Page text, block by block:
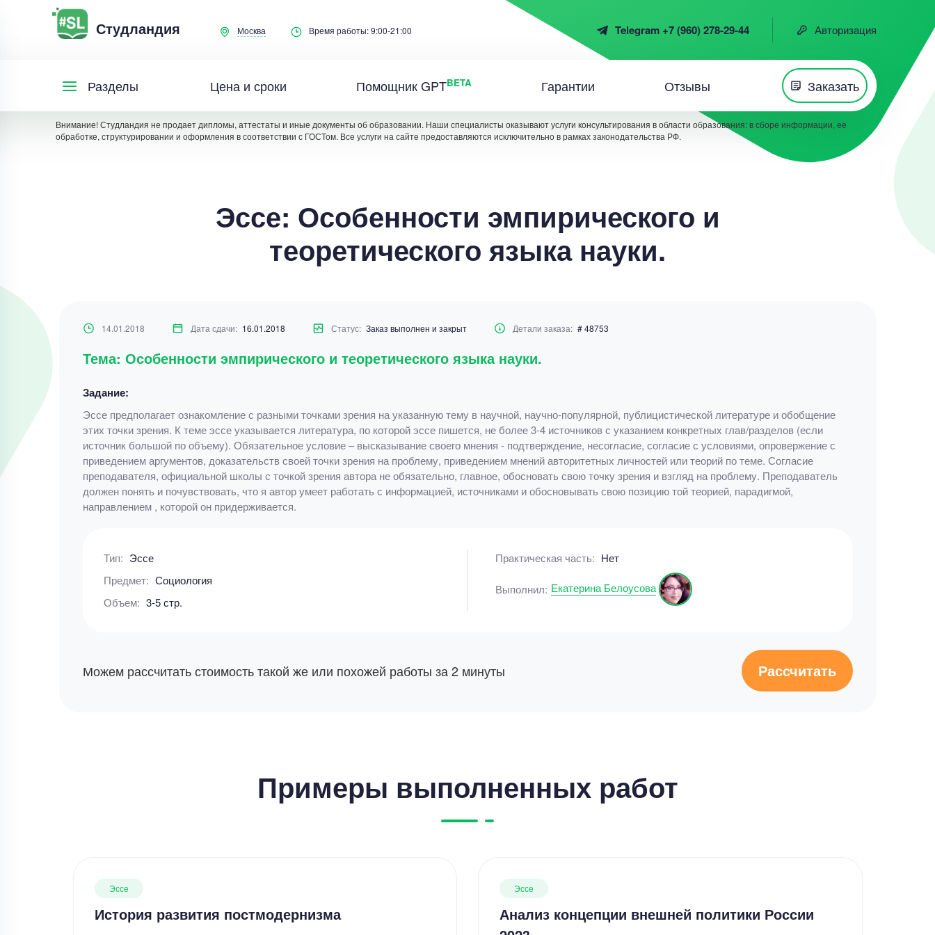
Студландия Москва Время работы: 9:00-21:00 Telegram +7 (960) 278-29-44 Авторизация
Разделы Цена и сроки Помощник GPTBETA Гарантии Отзывы Заказать
Внимание! Студландия не продает дипломы, аттестаты и иные документы об образовании. Наши специалисты оказывают услуги консультирования в области образования: в сборе информации, ее
обработке, структурировании и оформления в соответствии с ГОСТом. Все услуги на сайте предоставляются исключительно в рамках законодательства РФ.
Эссе: Особенности эмпирического и
теоретического языка науки.
14.01.2018 Дата сдачи: 16.01.2018 Статус: Заказ выполнен и закрыт Детали заказа: # 48753
Тема: Особенности эмпирического и теоретического языка науки.
Задание:
Эссе предполагает ознакомление с разными точками зрения на указанную тему в научной, научно-популярной, публицистической литературе и обобщение
этих точки зрения. К теме эссе указывается литература, по которой эссе пишется, не более 3-4 источников с указанием конкретных глав/разделов (если
источник большой по объему). Обязательное условие – высказывание своего мнения - подтверждение, несогласие, согласие с условиями, опровержение с
приведением аргументов, доказательств своей точки зрения на проблему, приведением мнений авторитетных личностей или теорий по теме. Согласие
преподавателя, официальной школы с точкой зрения автора не обязательно, главное, обосновать свою точку зрения и взгляд на проблему. Преподаватель
должен понять и почувствовать, что я автор умеет работать с информацией, источниками и обосновывать свою позицию той теорией, парадигмой,
направлением , которой он придерживается.
Тип: Эссе
Предмет: Социология
Объем: 3-5 стр.
Практическая часть: Нет
Выполнил: Екатерина Белоусова
Можем рассчитать стоимость такой же или похожей работы за 2 минуты Рассчитать
Примеры выполненных работ
Эссе
История развития постмодернизма
Эссе
Анализ концепции внешней политики России